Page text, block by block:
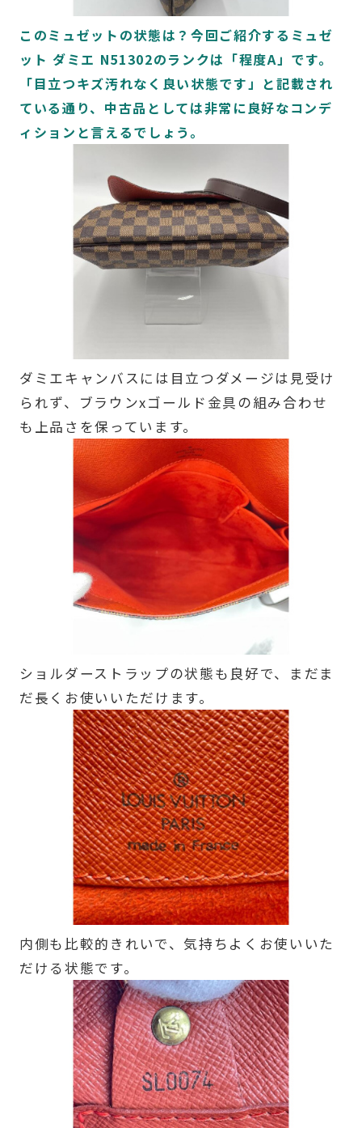
このミュゼットの状態は？今回ご紹介するミュゼ
ット ダミエ N51302のランクは「程度A」です。
「目立つキズ汚れなく良い状態です」と記載され
ている通り、中古品としては非常に良好なコンデ
ィションと言えるでしょう。
ダミエキャンバスには目立つダメージは見受け
られず、ブラウンxゴールド金具の組み合わせ
も上品さを保っています。
ショルダーストラップの状態も良好で、まだま
だ長くお使いいただけます。
内側も比較的きれいで、気持ちよくお使いいた
だける状態です。